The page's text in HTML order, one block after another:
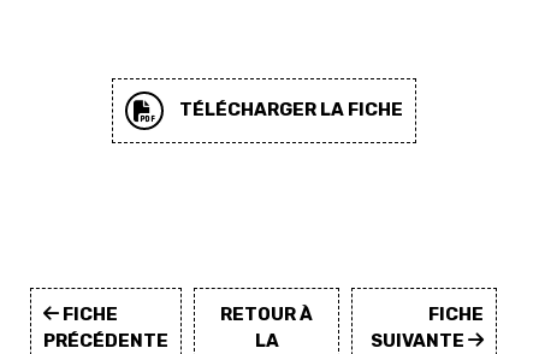
TÉLÉCHARGER LA FICHE
FICHE
PRÉCÉDENTE
RETOUR À
LA
FICHE
SUIVANTE